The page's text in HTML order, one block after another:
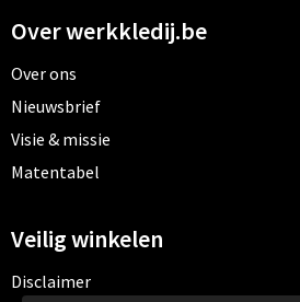
Over werkkledij.be
Over ons
Nieuwsbrief
Visie & missie
Matentabel
Veilig winkelen
Disclaimer